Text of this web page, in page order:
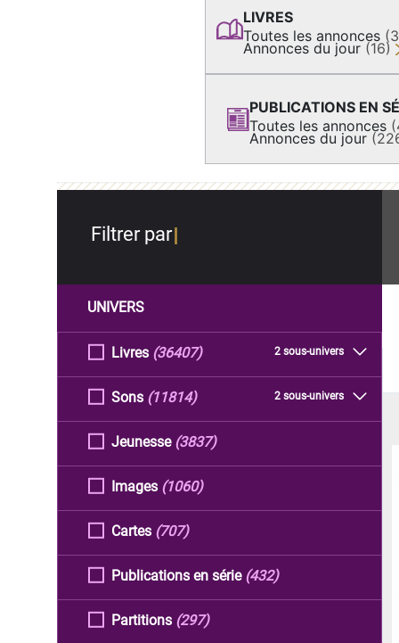
LIVRES
Toutes les annonces
Annonces du jour (16)
PUBLICATIONS EN
Toutes les annonces
Annonces du jour
Filtrer par
UNIVERS
Livres 2 sous-univers
(36407)
Sons 2 sous-univers
(11814)
Jeunesse (3837)
Images (1060)
Cartes (707)
Publications en série (432)
Partitions (297)